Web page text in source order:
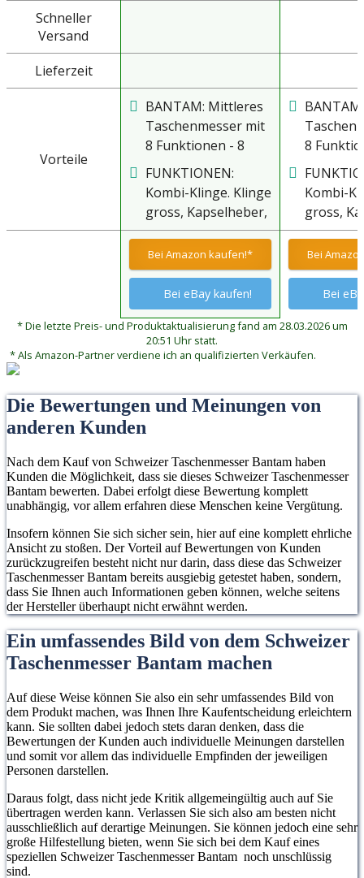
Schneller
Versand
Lieferzeit
Vorteile
BANTAM: Mittleres
Taschenmesser mit
8 Funktionen - 8
Funktionen. Grosse
Klinge
FUNKTIONEN:
Kombi-Klinge. Klinge
gross, Kapselheber,
Dosenöffner,
Schraubendreher 5
mm,
Drahtabisolierer,
Ring, Pinzette,
Zahnstocher
8
Klinge
Kombi-
gross,
mm,
Ring,
Bei Amazon kaufen!*
Bei eBay kaufen!
Bei
Bei
* Die letzte Preis- und Produktaktualisierung fand am 28.03.2026 um
20:51 Uhr statt.
* Als Amazon-Partner verdiene ich an qualifizierten Verkäufen.
Die Bewertungen und Meinungen von
anderen Kunden
Nach dem Kauf von Schweizer Taschenmesser Bantam haben
Kunden die Möglichkeit, dass sie dieses Schweizer Taschenmesser
Bantam bewerten. Dabei erfolgt diese Bewertung komplett
unabhängig, vor allem erfahren diese Menschen keine Vergütung.
Insofern können Sie sich sicher sein, hier auf eine komplett ehrliche
Ansicht zu stoßen. Der Vorteil auf Bewertungen von Kunden
zurückzugreifen besteht nicht nur darin, dass diese das Schweizer
Taschenmesser Bantam bereits ausgiebig getestet haben, sondern,
dass Sie Ihnen auch Informationen geben können, welche seitens
der Hersteller überhaupt nicht erwähnt werden.
Ein umfassendes Bild von dem Schweizer
Taschenmesser Bantam machen
Auf diese Weise können Sie also ein sehr umfassendes Bild von
dem Produkt machen, was Ihnen Ihre Kaufentscheidung erleichtern
kann. Sie sollten dabei jedoch stets daran denken, dass die
Bewertungen der Kunden auch individuelle Meinungen darstellen
und somit vor allem das individuelle Empfinden der jeweiligen
Personen darstellen.
Daraus folgt, dass nicht jede Kritik allgemeingültig auch auf Sie
übertragen werden kann. Verlassen Sie sich also am besten nicht
ausschließlich auf derartige Meinungen. Sie können jedoch eine sehr
große Hilfestellung bieten, wenn Sie sich bei dem Kauf eines
speziellen Schweizer Taschenmesser Bantam noch unschlüssig
sind.